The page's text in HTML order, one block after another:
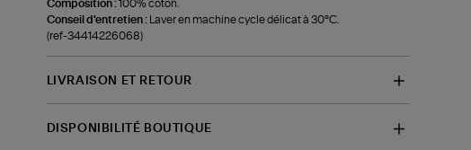
Composition :100% coton.
Conseil d'entretien :
Laver en machine cycle délicat à 30°C.
(ref-34414226068)
LIVRAISON ET RETOUR
DISPONIBILITÉ BOUTIQUE